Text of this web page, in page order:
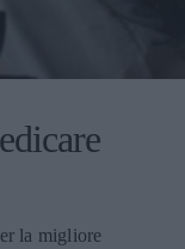
la migliore